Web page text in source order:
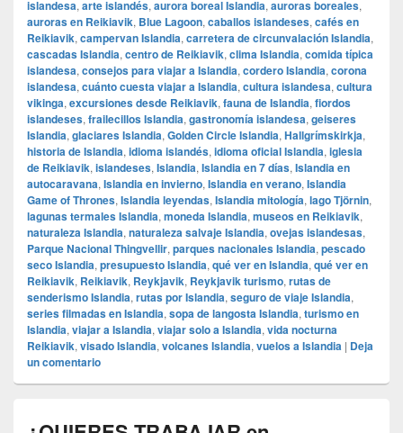
islandesa, arte islandés, aurora boreal Islandia, auroras boreales,
auroras en Reikiavik, Blue Lagoon, caballos islandeses, cafés en
Reikiavik, campervan Islandia, carretera de circunvalación Islandia,
cascadas Islandia, centro de Reikiavik, clima Islandia, comida típica
islandesa, consejos para viajar a Islandia, cordero Islandia, corona
islandesa, cuánto cuesta viajar a Islandia, cultura islandesa, cultura
vikinga, excursiones desde Reikiavik, fauna de Islandia, fiordos
islandeses, frailecillos Islandia, gastronomía islandesa, geiseres
Islandia, glaciares Islandia, Golden Circle Islandia, Hallgrímskirkja,
historia de Islandia, idioma islandés, idioma oficial Islandia, iglesia
de Reikiavik, islandeses, Islandia, Islandia en 7 días, Islandia en
autocaravana, Islandia en invierno, Islandia en verano, Islandia
Game of Thrones, Islandia leyendas, Islandia mitología, lago Tjörnin,
lagunas termales Islandia, moneda Islandia, museos en Reikiavik,
naturaleza Islandia, naturaleza salvaje Islandia, ovejas islandesas,
Parque Nacional Thingvellir, parques nacionales Islandia, pescado
seco Islandia, presupuesto Islandia, qué ver en Islandia, qué ver en
Reikiavik, Reikiavik, Reykjavik, Reykjavik turismo, rutas de
senderismo Islandia, rutas por Islandia, seguro de viaje Islandia,
series filmadas en Islandia, sopa de langosta Islandia, turismo en
Islandia, viajar a Islandia, viajar solo a Islandia, vida nocturna
Reikiavik, visado Islandia, volcanes Islandia, vuelos a Islandia | Deja
un comentario